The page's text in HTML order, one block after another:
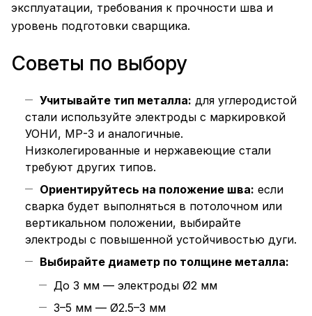
эксплуатации, требования к прочности шва и
уровень подготовки сварщика.
Советы по выбору
Учитывайте тип металла: для углеродистой
стали используйте электроды с маркировкой
УОНИ, МР-3 и аналогичные.
Низколегированные и нержавеющие стали
требуют других типов.
Ориентируйтесь на положение шва: если
сварка будет выполняться в потолочном или
вертикальном положении, выбирайте
электроды с повышенной устойчивостью дуги.
Выбирайте диаметр по толщине металла:
До 3 мм — электроды Ø2 мм
3–5 мм — Ø2.5–3 мм